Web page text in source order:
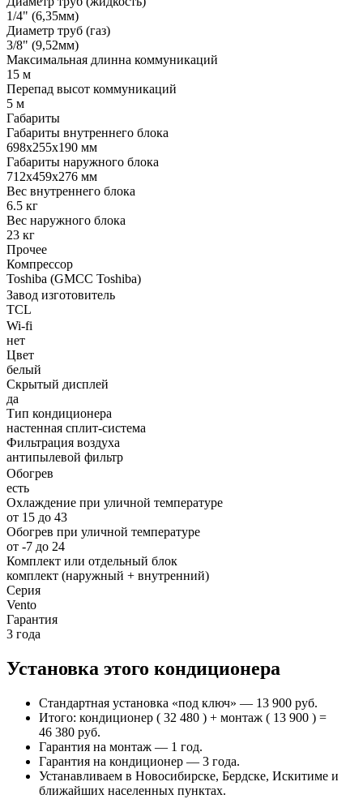
1/4" (6,35мм)
Диаметр труб (газ)
3/8" (9,52мм)
Максимальная длинна коммуникаций
15 м
Перепад высот коммуникаций
5 м
Габариты
Габариты внутреннего блока
698x255x190 мм
Габариты наружного блока
712x459x276 мм
Вес внутреннего блока
6.5 кг
Вес наружного блока
23 кг
Прочее
Компрессор
Toshiba (GMCC Toshiba)
Завод изготовитель
TCL
Wi-fi
нет
Цвет
белый
Скрытый дисплей
да
Тип кондиционера
настенная сплит-система
Фильтрация воздуха
антипылевой фильтр
Обогрев
есть
Охлаждение при уличной температуре
от 15 до 43
Обогрев при уличной температуре
от -7 до 24
Комплект или отдельный блок
комплект (наружный + внутренний)
Серия
Vento
Гарантия
3 года
Установка этого кондиционера
Стандартная установка «под ключ» — 13 900 руб.
Итого: кондиционер ( 32 480 ) + монтаж ( 13 900 ) =
46 380 руб.
Гарантия на монтаж — 1 год.
Гарантия на кондиционер — 3 года.
Устанавливаем в Новосибирске, Бердске, Искитиме и
ближайших населенных пунктах.